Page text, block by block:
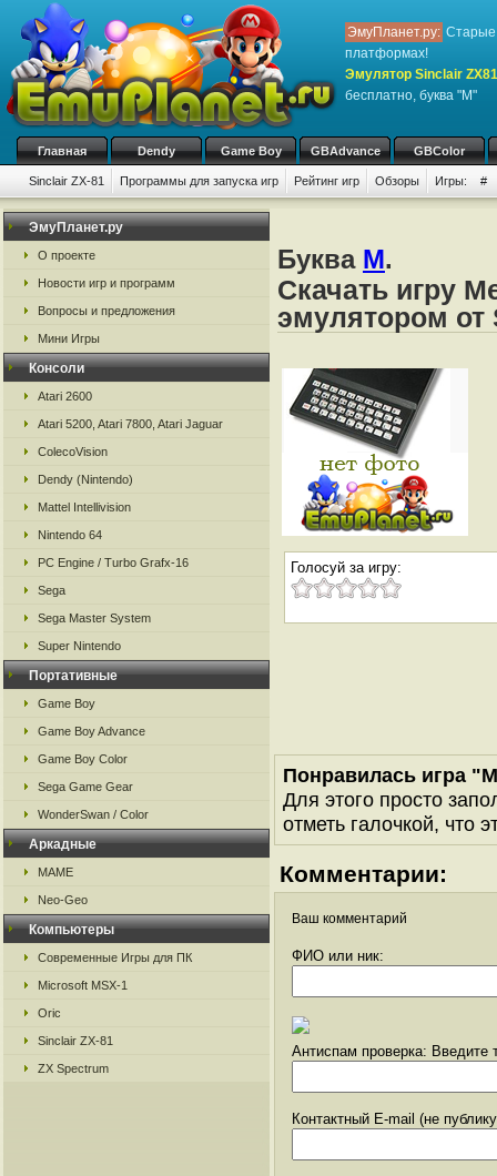
ЭмуПланет.ру: Старые
платформах!
Эмулятор Sinclair ZX81
бесплатно, буква "M"
Главная Dendy Game Boy GBAdvance GBColor
Sinclair ZX-81 Программы для запуска игр Рейтинг игр Обзоры Игры: #
ЭмуПланет.ру
О проекте
Новости игр и программ
Вопросы и предложения
Мини Игры
Консоли
Atari 2600
Atari 5200, Atari 7800, Atari Jaguar
ColecoVision
Dendy (Nintendo)
Mattel Intellivision
Nintendo 64
PC Engine / Turbo Grafx-16
Sega
Sega Master System
Super Nintendo
Портативные
Game Boy
Game Boy Advance
Game Boy Color
Sega Game Gear
WonderSwan / Color
Аркадные
MAME
Neo-Geo
Компьютеры
Современные Игры для ПК
Microsoft MSX-1
Oric
Sinclair ZX-81
ZX Spectrum
Буква M.
Скачать игру
эмулятором от
Голосуй за игру:
Понравилась игра
Для этого просто
отметь галочкой, что
Комментарии:
Ваш комментарий
ФИО или ник:
Антиспам проверка: Введите
Контактный E-mail (не